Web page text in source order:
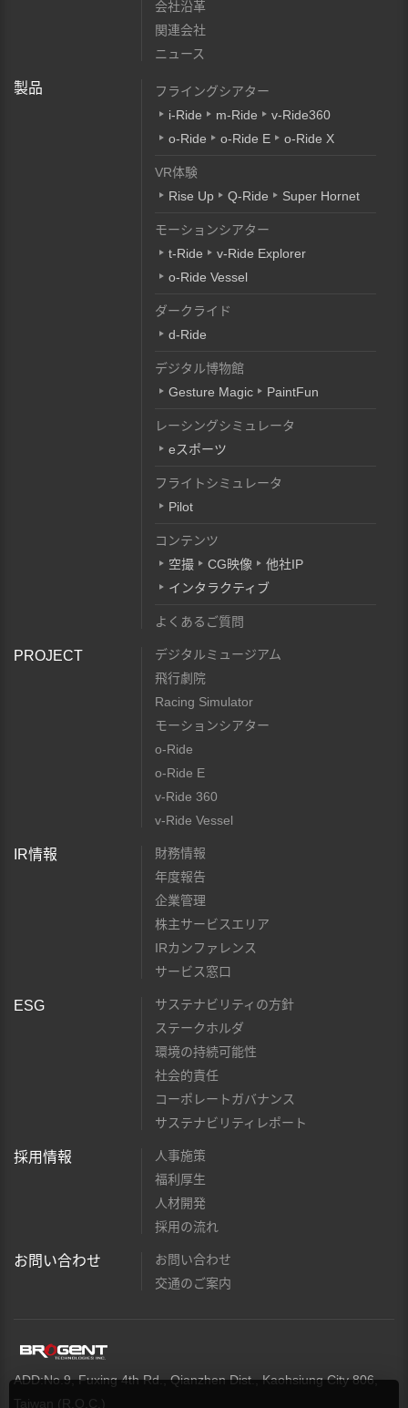
会社沿革
関連会社
ニュース
製品
フライングシアター
i-Ride
m-Ride
v-Ride360
o-Ride
o-Ride E o-Ride X
VR体験
Rise Up
Q-Ride Super Hornet
モーションシアター
t-Ride
v-Ride Explorer
o-Ride Vessel
ダークライド
d-Ride
デジタル博物館
Gesture Magic
PaintFun
レーシングシミュレータ
eスポーツ
フライトシミュレータ
Pilot
コンテンツ
空撮
CG映像
他社IP
インタラクティブ
よくあるご質問
PROJECT
デジタルミュージアム
飛行劇院
Racing Simulator
モーションシアター
o-Ride
o-Ride E
v-Ride 360
v-Ride Vessel
IR情報
財務情報
年度報告
企業管理
株主サービスエリア
IRカンファレンス
サービス窓口
ESG
サステナビリティの方針
ステークホルダ
環境の持続可能性
社会的責任
コーポレートガバナンス
サステナビリティレポート
採用情報
人事施策
福利厚生
人材開発
採用の流れ
お問い合わせ
お問い合わせ
交通のご案内
ADD:No.9, Fuxing 4th Rd., Qianzhen Dist., Kaohsiung City 806,
Taiwan (R.O.C.)